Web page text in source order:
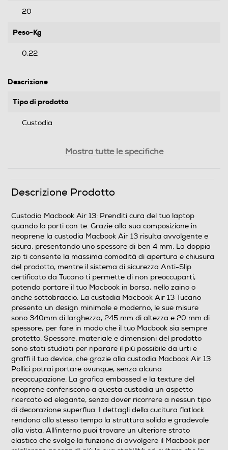
20
Peso-Kg
0,22
Descrizione
Tipo di prodotto
Custodia
Diagonale max-pollici
13
Numero scomparti
1
Materiale
Combinazione di più materiali
Descrizione materiale
Neoprene/Lycra
Altezza interna scomparto principale-cm
22,7
Lunghezza interna scomparto principale-cm
Mostra tutte le specifiche
Descrizione Prodotto
Custodia Macbook Air 13: Prenditi cura del tuo laptop
quando lo porti con te. Grazie alla sua composizione in
neoprene la custodia Macbook Air 13 risulta avvolgente e
sicura, presentando uno spessore di ben 4 mm. La doppia
zip ti consente la massima comodità di apertura e chiusura
del prodotto, mentre il sistema di sicurezza Anti-Slip
certificato da Tucano ti permette di non preoccuparti,
potendo portare il tuo Macbook in borsa, nello zaino o
anche sottobraccio. La custodia Macbook Air 13 Tucano
presenta un design minimale e moderno, le sue misure
sono 340mm di larghezza, 245 mm di altezza e 20 mm di
spessore, per fare in modo che il tuo Macbook sia sempre
protetto. Spessore, materiale e dimensioni del prodotto
sono stati studiati per riparare il più possibile da urti e
graffi il tuo device, che grazie alla custodia Macbook Air 13
Pollici potrai portare ovunque, senza alcuna
preoccupazione. La grafica embossed e la texture del
neoprene conferiscono a questa custodia un aspetto
ricercato ed elegante, senza dover ricorrere a nessun tipo
di decorazione superflua. I dettagli della cucitura flatlock
rendono allo stesso tempo la struttura solida e gradevole
alla vista. All'interno puoi trovare un ulteriore strato
elastico che svolge la funzione di avvolgere il Macbook per